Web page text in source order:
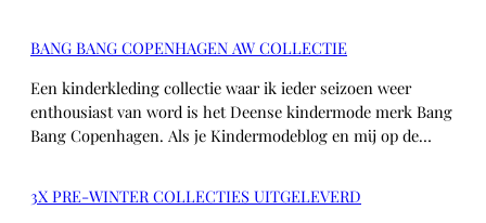
BANG BANG COPENHAGEN AW COLLECTIE
Een kinderkleding collectie waar ik ieder seizoen weer
enthousiast van word is het Deense kindermode merk Bang
Bang Copenhagen. Als je Kindermodeblog en mij op de…
3X PRE-WINTER COLLECTIES UITGELEVERD